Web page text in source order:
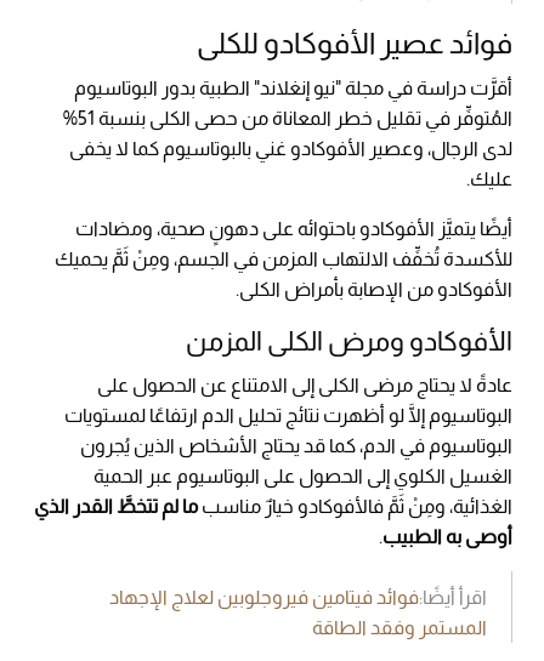
فوائد عصير الأفوكادو للكلى
أقرَّت دراسة في مجلة "نيو إنغلاند" الطبية بدور البوتاسيوم
المُتوفِّر في تقليل خطر المعاناة من حصى الكلى بنسبة 51%
لدى الرجال، وعصير الأفوكادو غني بالبوتاسيوم كما لا يخفى
عليك.
أيضًا يتميَّز الأفوكادو باحتوائه على دهونٍ صحية، ومضادات
للأكسدة تُخفِّف الالتهاب المزمن في الجسم، ومِنْ ثَمَّ يحميك
الأفوكادو من الإصابة بأمراض الكلى.
الأفوكادو ومرض الكلى المزمن
عادةً لا يحتاج مرضى الكلى إلى الامتناع عن الحصول على
البوتاسيوم إلَّا لو أظهرت نتائج تحليل الدم ارتفاعًا لمستويات
البوتاسيوم في الدم، كما قد يحتاج الأشخاص الذين يُجرون
الغسيل الكلوي إلى الحصول على البوتاسيوم عبر الحمية
الغذائية، ومِنْ ثَمَّ فالأفوكادو خيارٌ مناسبما لم تتخطَّ القدر الذي
أوصى به الطبيب.
اقرأ أيضًا:فوائد فيتامين فيروجلوبين لعلاج الإجهاد
المستمر وفقد الطاقة